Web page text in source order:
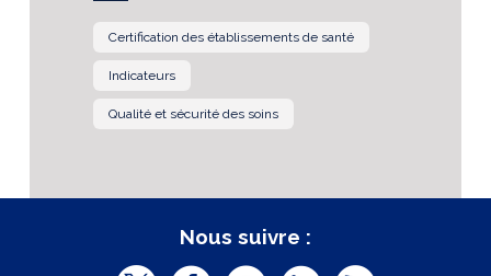
Certification des établissements de santé
Indicateurs
Qualité et sécurité des soins
Nous suivre :